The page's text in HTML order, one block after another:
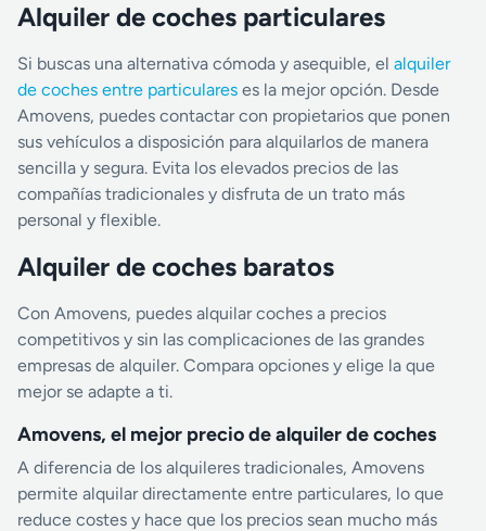
Alquiler de coches particulares
Si buscas una alternativa cómoda y asequible, el alquiler
de coches entre particulares es la mejor opción. Desde
Amovens, puedes contactar con propietarios que ponen
sus vehículos a disposición para alquilarlos de manera
sencilla y segura. Evita los elevados precios de las
compañías tradicionales y disfruta de un trato más
personal y flexible.
Alquiler de coches baratos
Con Amovens, puedes alquilar coches a precios
competitivos y sin las complicaciones de las grandes
empresas de alquiler. Compara opciones y elige la que
mejor se adapte a ti.
Amovens, el mejor precio de alquiler de coches
A diferencia de los alquileres tradicionales, Amovens
permite alquilar directamente entre particulares, lo que
reduce costes y hace que los precios sean mucho más